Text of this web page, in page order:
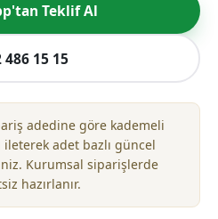
Teklif Al
486 15 15
adedine göre kademeli
adet bazlı güncel
Kurumsal siparişlerde
hazırlanır.